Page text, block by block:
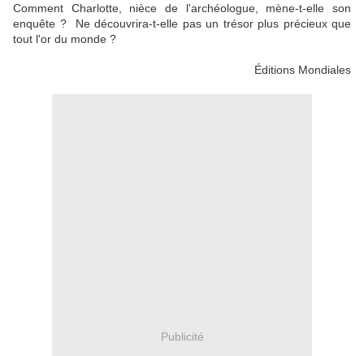
Comment Charlotte, nièce de l'archéologue, mène-t-elle son
enquête ? Ne découvrira-t-elle pas un trésor plus précieux que
tout l'or du monde ?
Éditions Mondiales
Publicité